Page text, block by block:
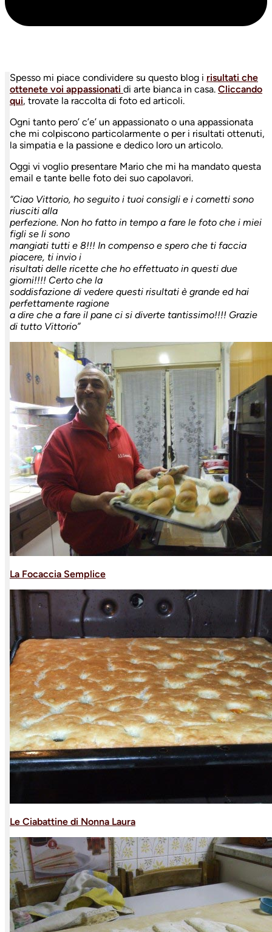
Spesso mi piace condividere su questo blog i risultati che
ottenete voi appassionati di arte bianca in casa. Cliccando
qui, trovate la raccolta di foto ed articoli.
Ogni tanto pero’ c’e’ un appassionato o una appassionata
che mi colpiscono particolarmente o per i risultati ottenuti,
la simpatia e la passione e dedico loro un articolo.
Oggi vi voglio presentare Mario che mi ha mandato questa
email e tante belle foto dei suo capolavori.
“Ciao Vittorio, ho seguito i tuoi consigli e i cornetti sono
riusciti alla
perfezione. Non ho fatto in tempo a fare le foto che i miei
figli se li sono
mangiati tutti e 8!!! In compenso e spero che ti faccia
piacere, ti invio i
risultati delle ricette che ho effettuato in questi due
giorni!!!! Certo che la
soddisfazione di vedere questi risultati è grande ed hai
perfettamente ragione
a dire che a fare il pane ci si diverte tantissimo!!!! Grazie
di tutto Vittorio”
La Focaccia Semplice
Le Ciabattine di Nonna Laura